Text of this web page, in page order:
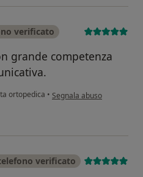
verificato
grande competenza
ortopedica • secondo l'opinione
Segnala abuso
verificato